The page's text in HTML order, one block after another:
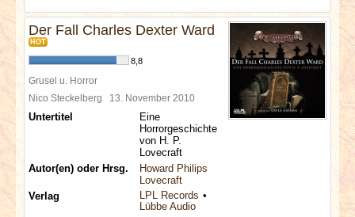
Der Fall Charles Dexter Ward
HOT
8,8
Grusel u. Horror
Nico Steckelberg 13. November 2010
Untertitel
Eine
Horrorgeschichte
von H. P.
Lovecraft
Autor(en) oder Hrsg.
Howard Philips
Lovecraft
Verlag
LPL Records
Lübbe Audio